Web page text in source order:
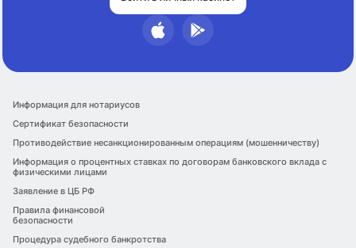
Информация для нотариусов
Сертификат безопасности
Противодействие несанкционированным операциям (мошенничеству)
Информация о процентных ставках по договорам банковского вклада с
физическими лицами
Заявление в ЦБ РФ
Правила финансовой
безопасности
Процедура судебного банкротства